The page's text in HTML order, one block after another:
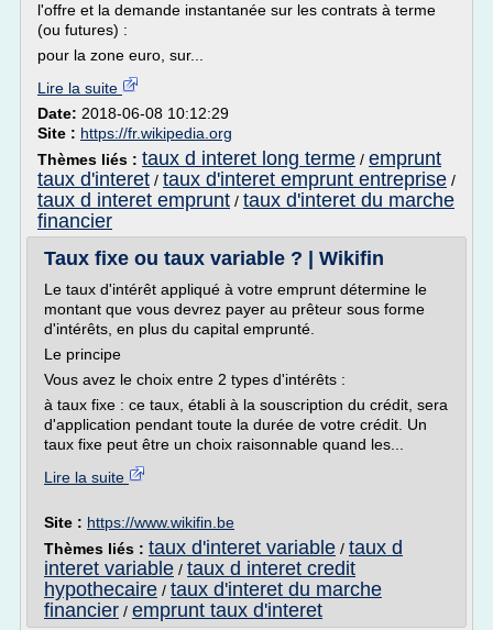
l'offre et la demande instantanée sur les contrats à terme
(ou futures) :
pour la zone euro, sur...
Lire la suite
Date: 2018-06-08 10:12:29
Site : https://fr.wikipedia.org
Thèmes liés : taux d interet long terme / emprunt
taux d'interet / taux d'interet emprunt entreprise /
taux d interet emprunt / taux d'interet du marche
financier
Taux fixe ou taux variable ? | Wikifin
Le taux d'intérêt appliqué à votre emprunt détermine le
montant que vous devrez payer au prêteur sous forme
d'intérêts, en plus du capital emprunté.
Le principe
Vous avez le choix entre 2 types d'intérêts :
à taux fixe : ce taux, établi à la souscription du crédit, sera
d'application pendant toute la durée de votre crédit. Un
taux fixe peut être un choix raisonnable quand les...
Lire la suite
Site : https://www.wikifin.be
Thèmes liés : taux d'interet variable / taux d
interet variable / taux d interet credit
hypothecaire / taux d'interet du marche
financier / emprunt taux d'interet